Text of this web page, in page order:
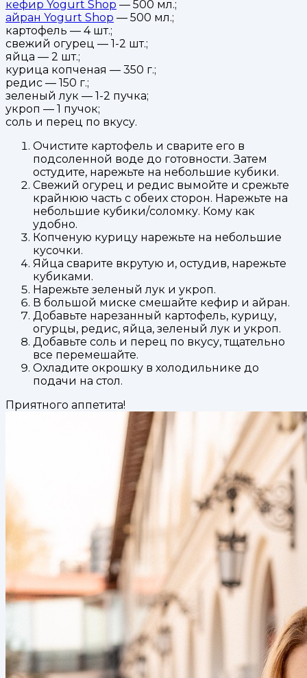
кефир Yogurt Shop — 500 мл.;
айран Yogurt Shop — 500 мл.;
картофель — 4 шт.;
свежий огурец — 1-2 шт.;
яйца — 2 шт.;
курица копченая — 350 г.;
редис — 150 г.;
зеленый лук — 1-2 пучка;
укроп — 1 пучок;
соль и перец по вкусу.
Очистите картофель и сварите его в
подсоленной воде до готовности. Затем
остудите, нарежьте на небольшие кубики.
Свежий огурец и редис вымойте и срежьте
крайнюю часть с обеих сторон. Нарежьте на
небольшие кубики/соломку. Кому как
удобно.
Копченую курицу нарежьте на небольшие
кусочки.
Яйца сварите вкрутую и, остудив, нарежьте
кубиками.
Нарежьте зеленый лук и укроп.
В большой миске смешайте кефир и айран.
Добавьте нарезанный картофель, курицу,
огурцы, редис, яйца, зеленый лук и укроп.
Добавьте соль и перец по вкусу, тщательно
все перемешайте.
Охладите окрошку в холодильнике до
подачи на стол.
Приятного аппетита!